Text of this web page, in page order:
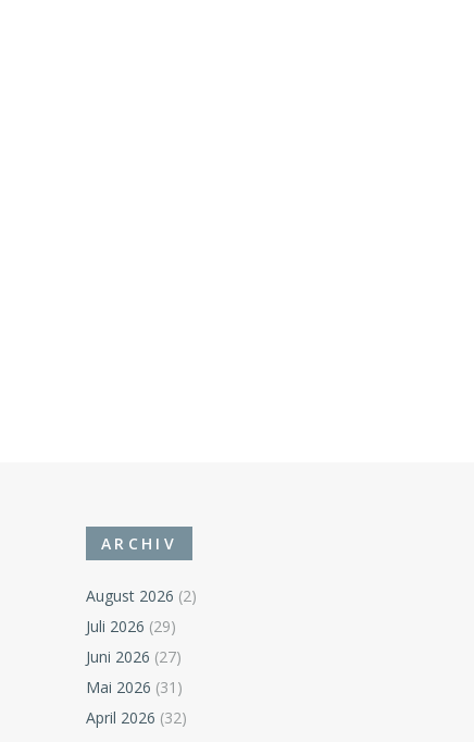
ARCHIV
August 2026 (2)
Juli 2026 (29)
Juni 2026 (27)
Mai 2026 (31)
April 2026 (32)